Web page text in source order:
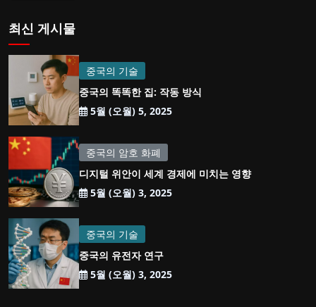
최신 게시물
중국의 기술
중국의 똑똑한 집: 작동 방식
5월 (오월) 5, 2025
중국의 암호 화폐
디지털 위안이 세계 경제에 미치는 영향
5월 (오월) 3, 2025
중국의 기술
중국의 유전자 연구
5월 (오월) 3, 2025